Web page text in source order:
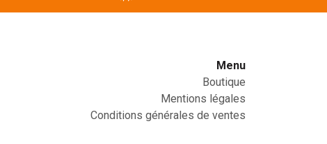
Menu
Boutique
Mentions légales
Conditions générales de ventes